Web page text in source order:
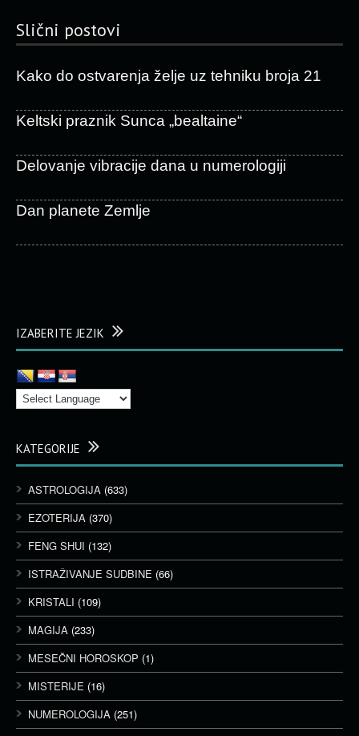
Slični postovi
Kako do ostvarenja želje uz tehniku broja 21
Keltski praznik Sunca „bealtaine“
Delovanje vibracije dana u numerologiji
Dan planete Zemlje
IZABERITE JEZIK
KATEGORIJE
ASTROLOGIJA (633)
EZOTERIJA (370)
FENG SHUI (132)
ISTRAŽIVANJE SUDBINE (66)
KRISTALI (109)
MAGIJA (233)
MESEČNI HOROSKOP (1)
MISTERIJE (16)
NUMEROLOGIJA (251)